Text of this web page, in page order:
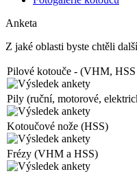
Anketa
Z jaké oblasti byste chtěli
Pilové kotouče - (VHM,
Pily (ruční, motorové,
Kotoučové nože (HSS)
Frézy (VHM a HSS)